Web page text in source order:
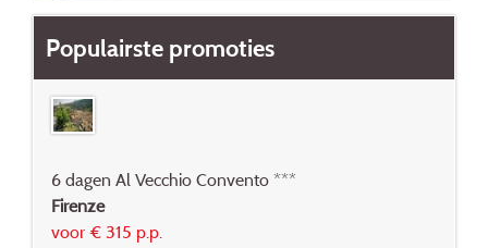
Populairste promoties
6 dagen Al Vecchio Convento ***
Firenze
voor € 315 p.p.